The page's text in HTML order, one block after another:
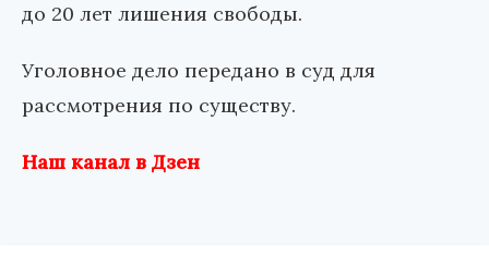
до 20 лет лишения свободы.
Уголовное дело передано в суд для
рассмотрения по существу.
Наш канал в Дзен